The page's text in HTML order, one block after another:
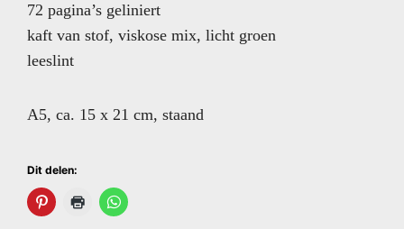
72 pagina’s geliniert
kaft van stof, viskose mix, licht groen
leeslint
A5, ca. 15 x 21 cm, staand
Dit delen: